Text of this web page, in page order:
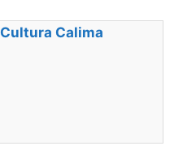
Cultura Calima